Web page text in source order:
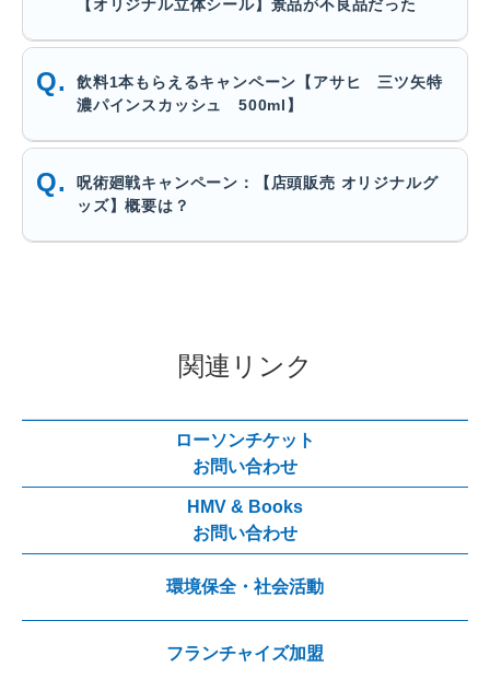
【オリジナル立体シール】景品が不良品だった
飲料1本もらえるキャンペーン【アサヒ 三ツ矢特
濃パインスカッシュ 500ml】
呪術廻戦キャンペーン：【店頭販売 オリジナルグ
ッズ】概要は？
関連リンク
ローソンチケット
お問い合わせ
HMV & Books
お問い合わせ
環境保全・社会活動
フランチャイズ加盟